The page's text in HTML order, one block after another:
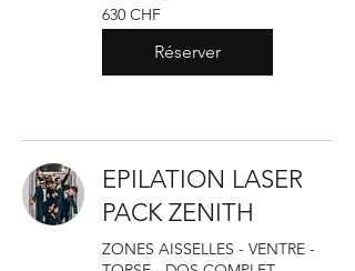
630
francs
suisses
630 CHF
Réserver
EPILATION LASER
PACK ZENITH
ZONES AISSELLES - VENTRE -